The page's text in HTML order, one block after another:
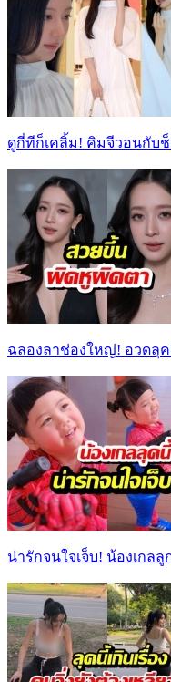
ดูกี่ทีก็เคลิ้ม! คิมจีวอนกับ
ฉลองลาช่องใหญ่! อวดลุ
น่ารักจนใจเจ็บ! น้องเกล